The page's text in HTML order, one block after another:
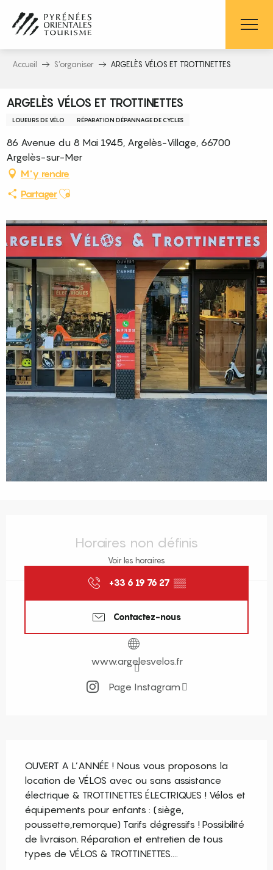
contenu
principal
Accueil S’organiser ARGELÈS VÉLOS ET TROTTINETTES
ARGELÈS VÉLOS ET TROTTINETTES
LOUEURS DE VÉLO RÉPARATION DÉPANNAGE DE CYCLES
86 Avenue du 8 Mai 1945, Argelès-Village, 66700
Argelès-sur-Mer
M'y rendre
PartagerAjouter aux favoris
Horaires non définis
Voir les horaires
+33 6 19 76 27 ▒▒
Contactez-nous
www.argelesvelos.fr
Page Instagram
OUVERT A L’ANNÉE ! Nous vous proposons la
location de VÉLOS avec ou sans assistance
électrique & TROTTINETTES ÉLECTRIQUES ! Vélos et
équipements pour enfants : (siège,
poussette,remorque) Tarifs dégressifs ! Possibilité
de livraison. Réparation et entretien de tous
types de VÉLOS & TROTTINETTES....